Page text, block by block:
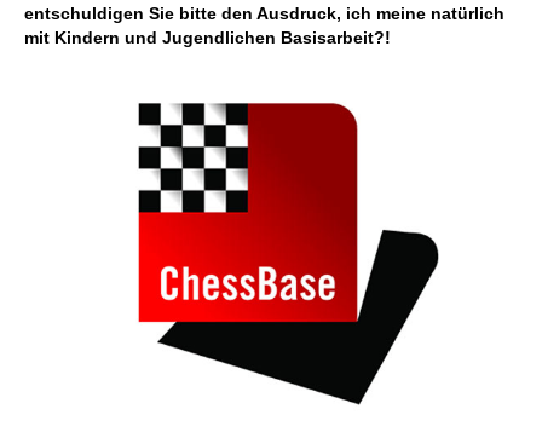
entschuldigen Sie bitte den Ausdruck, ich meine natürlich
mit Kindern und Jugendlichen Basisarbeit?!